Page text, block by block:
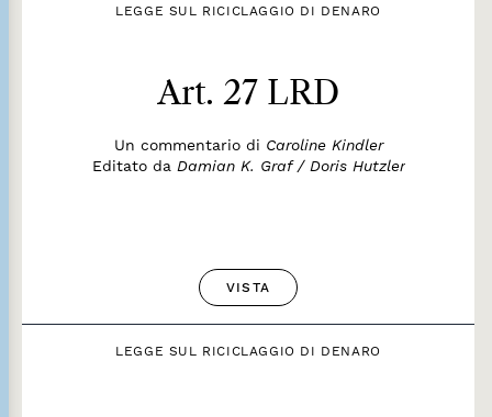
LEGGE SUL RICICLAGGIO DI DENARO
Art. 27 LRD
Un commentario di Caroline Kindler
Editato da Damian K. Graf / Doris Hutzler
VISTA
LEGGE SUL RICICLAGGIO DI DENARO